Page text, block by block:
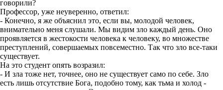
говорили?
Профессор, уже неуверенно, ответил:
- Конечно, я же объяснил это, если вы, молодой человек,
внимательно меня слушали. Мы видим зло каждый день. Оно
проявляется в жестокости человека к человеку, во множестве
преступлений, совершаемых повсеместно. Так что зло все-таки
существует.
На это студент опять возразил:
- И зла тоже нет, точнее, оно не существует само по себе. Зло
есть лишь отсутствие Бога, подобно тому, как тьма и холод -